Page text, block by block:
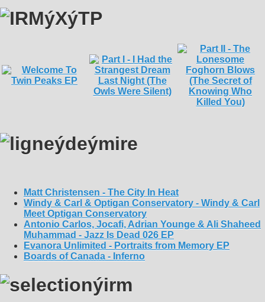
Matt Christensen - The City In Heat
Windy & Carl & Optigan Conservatory - Windy & Carl
Meet Optigan Conservatory
Antonio Carlos, Jocafi, Adrian Younge & Ali Shaheed
Muhammad - Jazz Is Dead 026 EP
Evanora Unlimited - Portraits from Memory EP
Boards of Canada - Inferno